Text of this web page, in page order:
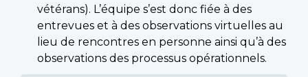
vétérans). L’équipe s’est donc fiée à des
entrevues et à des observations virtuelles au
lieu de rencontres en personne ainsi qu’à des
observations des processus opérationnels.